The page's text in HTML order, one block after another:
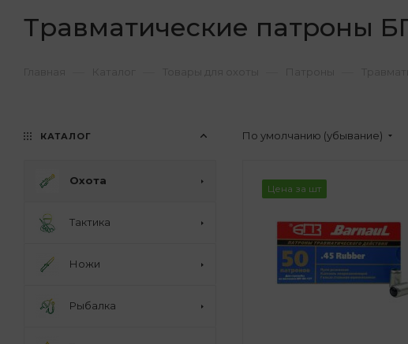
Травматические патроны
По умолчанию (убывание)
Цена за шт
КАТАЛОГ
Охота
Тактика
Ножи
Рыбалка